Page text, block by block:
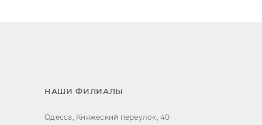
НАШИ ФИЛИАЛЫ
Одесса, Княжеский переулок, 40